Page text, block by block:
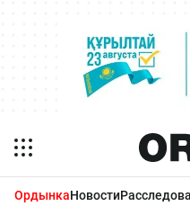
ОрдынкаНовости